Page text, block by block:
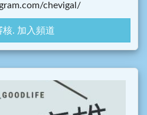
chevigal/
加入頻道